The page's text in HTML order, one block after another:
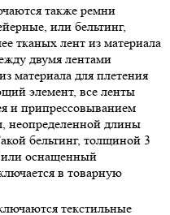
также ремни
или бельтинг,
тканых лент из материала
двумя лентами
материала для плетения
элемент, все ленты
и припрессовыванием
неопределенной длины
бельтинг, толщиной 3
оснащенный
в товарную
текстильные